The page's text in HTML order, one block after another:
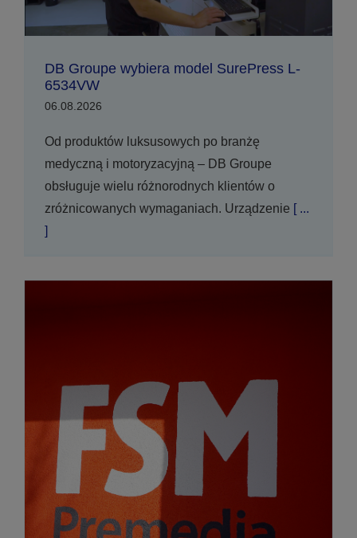
DB Groupe wybiera model SurePress L-
6534VW
06.08.2026
Od produktów luksusowych po branżę
medyczną i motoryzacyjną – DB Groupe
obsługuje wielu różnorodnych klientów o
zróżnicowanych wymaganiach. Urządzenie [ ...
]